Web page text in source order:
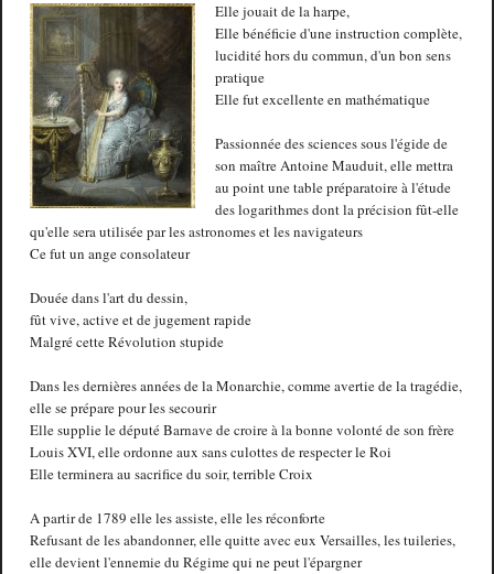
Elle jouait de la harpe,
Elle bénéficie d'une instruction complète,
lucidité hors du commun, d'un bon sens
pratique
Elle fut excellente en mathématique
Passionnée des sciences sous l'égide de
son maître Antoine Mauduit, elle mettra
au point une table préparatoire à l'étude
des logarithmes dont la précision fût-elle
qu'elle sera utilisée par les astronomes et les navigateurs
Ce fut un ange consolateur
Douée dans l'art du dessin,
fût vive, active et de jugement rapide
Malgré cette Révolution stupide
Dans les dernières années de la Monarchie, comme avertie de la tragédie,
elle se prépare pour les secourir
Elle supplie le député Barnave de croire à la bonne volonté de son frère
Louis XVI, elle ordonne aux sans culottes de respecter le Roi
Elle terminera au sacrifice du soir, terrible Croix
A partir de 1789 elle les assiste, elle les réconforte
Refusant de les abandonner, elle quitte avec eux Versailles, les tuileries,
elle devient l'ennemie du Régime qui ne peut l'épargner